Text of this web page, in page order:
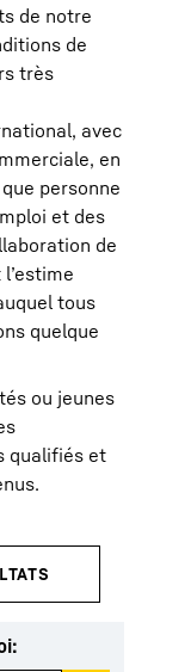
de notre
de
très
avec
en
personne
et des
de
tous
quelque
ou jeunes
qualifiés et
: